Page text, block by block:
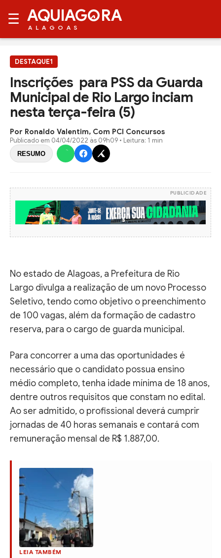
☰ AQUIAG RA
ALAGOAS
DESTAQUE1
Inscrições para PSS da Guarda
Municipal de Rio Largo inciam
nesta terça-feira (5)
Por Ronaldo Valentim, Com PCI Concursos
Publicado em 04/04/2022 às 09h09 • Leitura: 1 min
RESUMO
PUBLICIDADE
No estado de Alagoas, a Prefeitura de Rio
Largo divulga a realização de um novo Processo
Seletivo, tendo como objetivo o preenchimento
de 100 vagas, além da formação de cadastro
reserva, para o cargo de guarda municipal.
Para concorrer a uma das oportunidades é
necessário que o candidato possua ensino
médio completo, tenha idade mínima de 18 anos,
dentre outros requisitos que constam no edital.
Ao ser admitido, o profissional deverá cumprir
jornadas de 40 horas semanais e contará com
remuneração mensal de R$ 1.887,00.
LEIA TAMBÉM